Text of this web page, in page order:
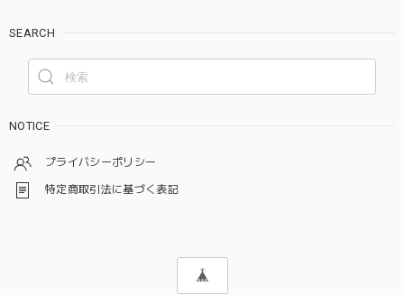
SEARCH
NOTICE
プライバシーポリシー
特定商取引法に基づく表記